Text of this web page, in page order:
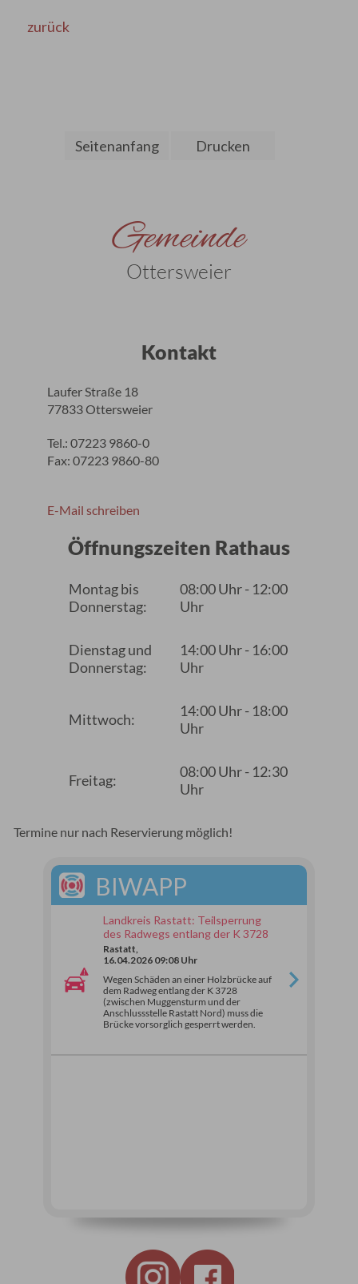
zurück
Seitenanfang Drucken
Gemeinde
Ottersweier
Kontakt
Laufer Straße 18
77833 Ottersweier
Tel.: 07223 9860-0
Fax: 07223 9860-80
E-Mail schreiben
Öffnungszeiten Rathaus
Montag bis
Donnerstag:
08:00 Uhr - 12:00
Uhr
Dienstag und
Donnerstag:
14:00 Uhr - 16:00
Uhr
Mittwoch:
14:00 Uhr - 18:00
Uhr
Freitag:
08:00 Uhr - 12:30
Uhr
Termine nur nach Reservierung möglich!
BIWAPP
Landkreis Rastatt: Teilsperrung
des Radwegs entlang der K 3728
Rastatt,
16.04.2026 09:08 Uhr
Wegen Schäden an einer Holzbrücke auf
dem Radweg entlang der K 3728
(zwischen Muggensturm und der
Anschlussstelle Rastatt Nord) muss die
Brücke vorsorglich gesperrt werden.